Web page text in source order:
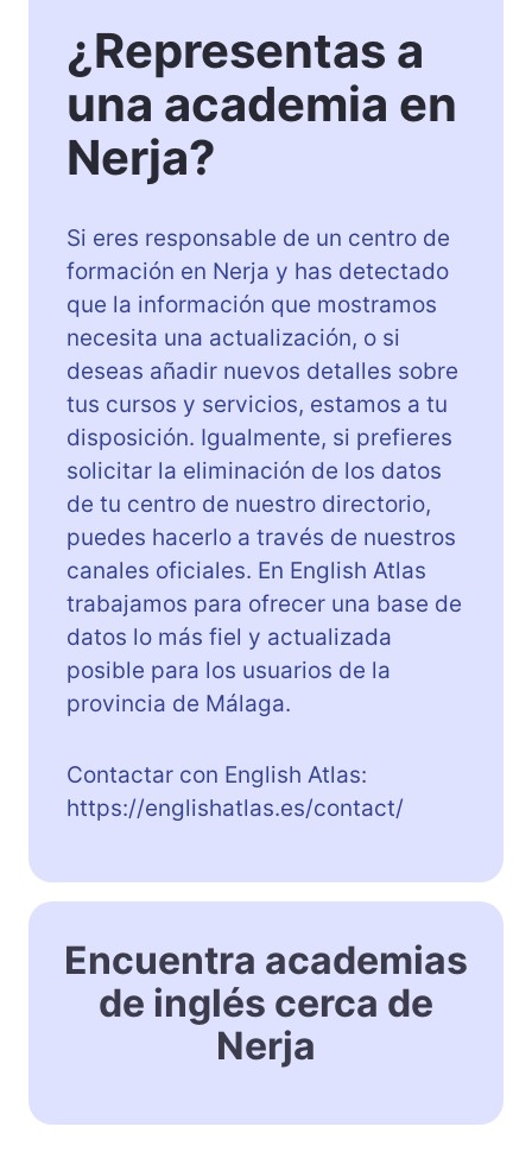
¿Representas a
una academia en
Nerja?
Si eres responsable de un centro de
formación en Nerja y has detectado
que la información que mostramos
necesita una actualización, o si
deseas añadir nuevos detalles sobre
tus cursos y servicios, estamos a tu
disposición. Igualmente, si prefieres
solicitar la eliminación de los datos
de tu centro de nuestro directorio,
puedes hacerlo a través de nuestros
canales oficiales. En English Atlas
trabajamos para ofrecer una base de
datos lo más fiel y actualizada
posible para los usuarios de la
provincia de Málaga.
Contactar con English Atlas:
https://englishatlas.es/contact/
Encuentra academias
de inglés cerca de
Nerja